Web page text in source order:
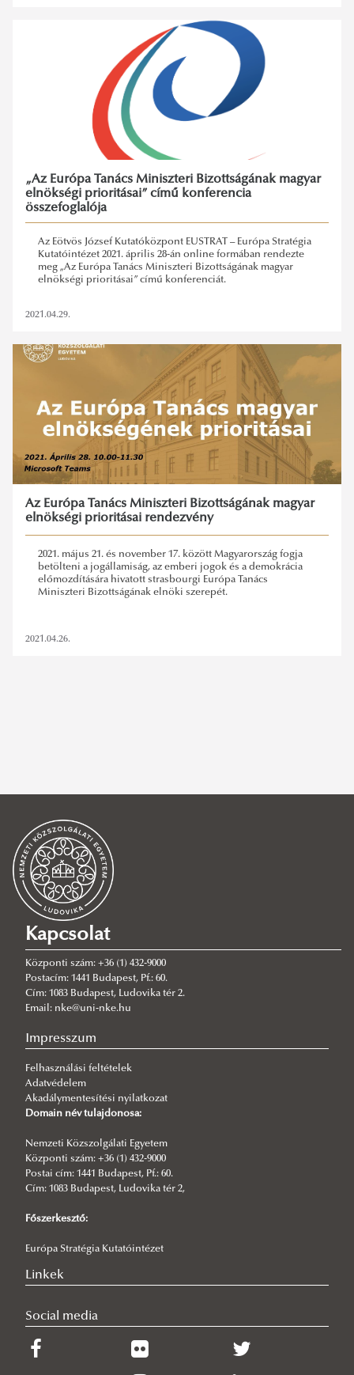
elnökség,workshop
„Az Európa Tanács Miniszteri Bizottságának magyar
elnökségi prioritásai” című konferencia
összefoglalója
Az Eötvös József Kutatóközpont EUSTRAT – Európa Stratégia
Kutatóintézet 2021. április 28-án online formában rendezte
meg „Az Európa Tanács Miniszteri Bizottságának magyar
elnökségi prioritásai” című konferenciát.
2021.04.29.
Az Európa Tanács Miniszteri Bizottságának magyar
elnökségi prioritásai rendezvény
2021. május 21. és november 17. között Magyarország fogja
betölteni a jogállamiság, az emberi jogok és a demokrácia
előmozdítására hivatott strasbourgi Európa Tanács
Miniszteri Bizottságának elnöki szerepét.
2021.04.26.
Kapcsolat
Központi szám: +36 (1) 432-9000
Postacím: 1441 Budapest, Pf.: 60.
Cím: 1083 Budapest, Ludovika tér 2.
Email: nke@uni-nke.hu
Impresszum
Felhasználási feltételek
Adatvédelem
Akadálymentesítési nyilatkozat
Domain név tulajdonosa:
Nemzeti Közszolgálati Egyetem
Központi szám: +36 (1) 432-9000
Postai cím: 1441 Budapest, Pf.: 60.
Cím: 1083 Budapest, Ludovika tér 2,
Főszerkesztő:
Európa Stratégia Kutatóintézet
Linkek
Social media